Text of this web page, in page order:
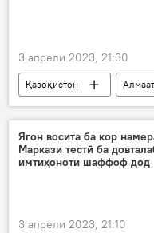
3 апрели 2023, 21:30
Қазоқистон
сайёҳат
СҲШ
Ягон восита ба кор
Маркази тестӣ ба
имтиҳоноти шаффоф дод
3 апрели 2023, 21:10